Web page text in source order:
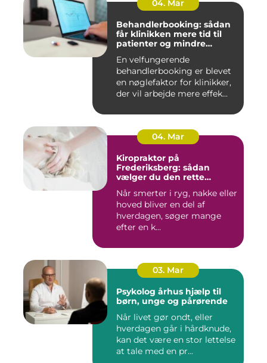
04. Mar
Behandlerbooking: sådan
får klinikken mere tid til
patienter og mindre
En velfungerende
behandlerbooking er blevet
en nøglefaktor for klinikker,
der vil arbejde mere effek...
04. Mar
Kiropraktor på
Frederiksberg: sådan
vælger du den rette
Når smerter i ryg, nakke eller
hoved bliver en del af
hverdagen, søger mange
efter en k...
03. Mar
Psykolog århus hjælp til
børn, unge og pårørende
Når livet gør ondt, eller
hverdagen går i hårdknude,
kan det være en stor lettelse
at tale med en pr...